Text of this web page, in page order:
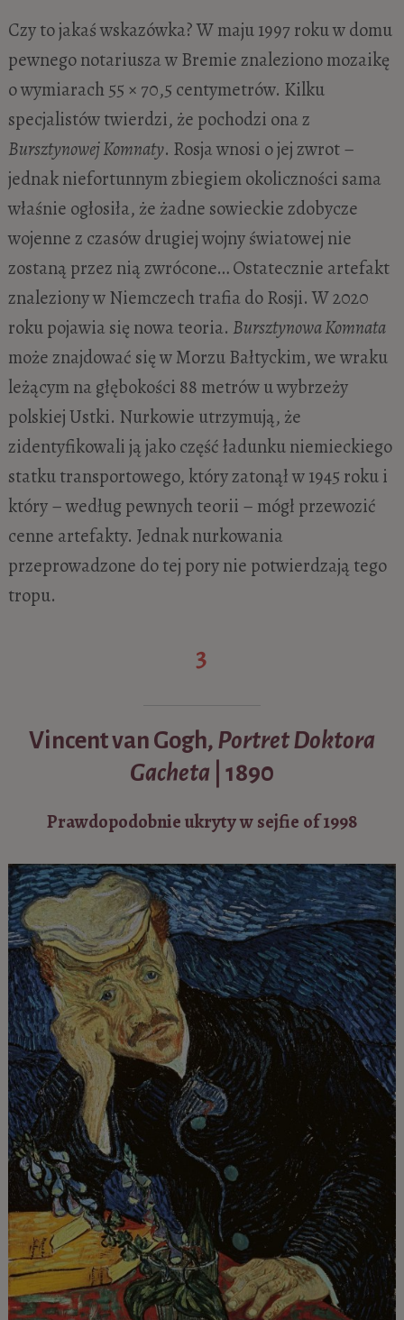
Czy to jakaś wskazówka? W maju 1997 roku w domu
pewnego notariusza w Bremie znaleziono mozaikę
o wymiarach 55 × 70,5 centymetrów. Kilku
specjalistów twierdzi, że pochodzi ona z
Bursztynowej Komnaty. Rosja wnosi o jej zwrot –
jednak niefortunnym zbiegiem okoliczności sama
właśnie ogłosiła, że żadne sowieckie zdobycze
wojenne z czasów drugiej wojny światowej nie
zostaną przez nią zwrócone… Ostatecznie artefakt
znaleziony w Niemczech trafia do Rosji. W 2020
roku pojawia się nowa teoria. Bursztynowa Komnata
może znajdować się w Morzu Bałtyckim, we wraku
leżącym na głębokości 88 metrów u wybrzeży
polskiej Ustki. Nurkowie utrzymują, że
zidentyfikowali ją jako część ładunku niemieckiego
statku transportowego, który zatonął w 1945 roku i
który – według pewnych teorii – mógł przewozić
cenne artefakty. Jednak nurkowania
przeprowadzone do tej pory nie potwierdzają tego
tropu.
3
Vincent van Gogh, Portret Doktora
Gacheta
| 1890
Prawdopodobnie ukryty w sejfie of 1998